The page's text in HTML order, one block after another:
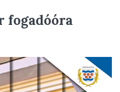
fogadóóra